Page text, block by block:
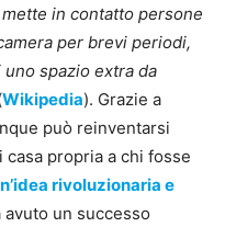
in contatto persone
per brevi periodi,
spazio extra da
Wikipedia). Grazie a
può reinventarsi
propria a chi fosse
rivoluzionaria e
avuto un successo